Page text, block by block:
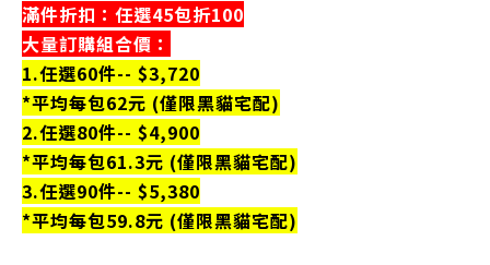
滿件折扣：任選45包折100
大量訂購組合價：
1.任選60件-- $3,720
*平均每包62元 (僅限黑貓宅配)
2.任選80件-- $4,900
*平均每包61.3元 (僅限黑貓宅配)
3.任選90件-- $5,380
*平均每包59.8元 (僅限黑貓宅配)